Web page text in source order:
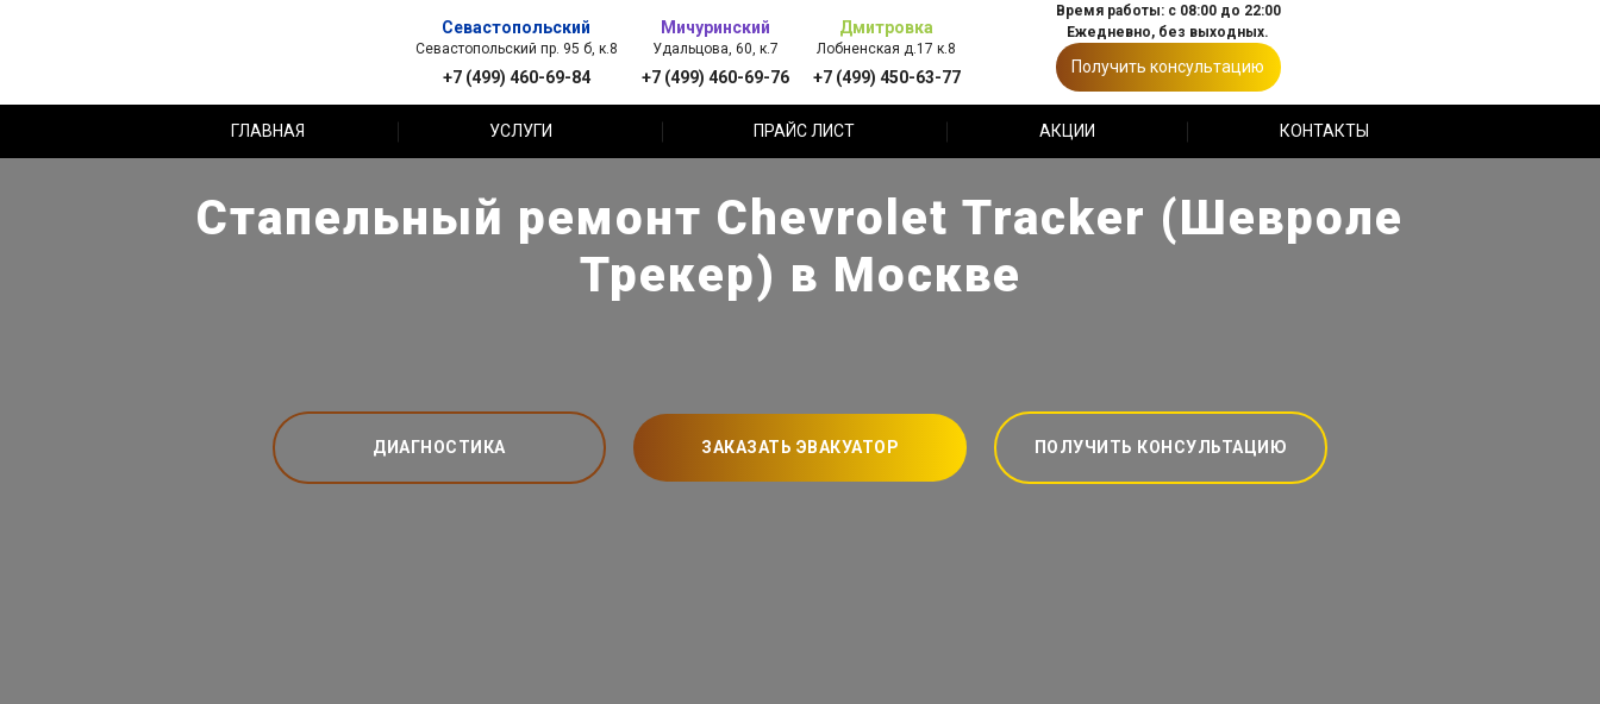
Севастопольский
Севастопольский пр. 95 б, к.8
+7 (499) 460-69-84
Мичуринский
Удальцова, 60, к.7
+7 (499) 460-69-76
Дмитровка
Лобненская д.17 к.8
+7 (499) 450-63-77
Время работы: с 08:00 до 22:00
Ежедневно, без выходных.
Получить консультацию
ГЛАВНАЯ УСЛУГИ ПРАЙС ЛИСТ АКЦИИ КОНТАКТЫ
Стапельный ремонт Chevrolet Tracker (Шевроле
Трекер) в Москве
ДИАГНОСТИКА ЗАКАЗАТЬ ЭВАКУАТОР ПОЛУЧИТЬ КОНСУЛЬТАЦИЮ